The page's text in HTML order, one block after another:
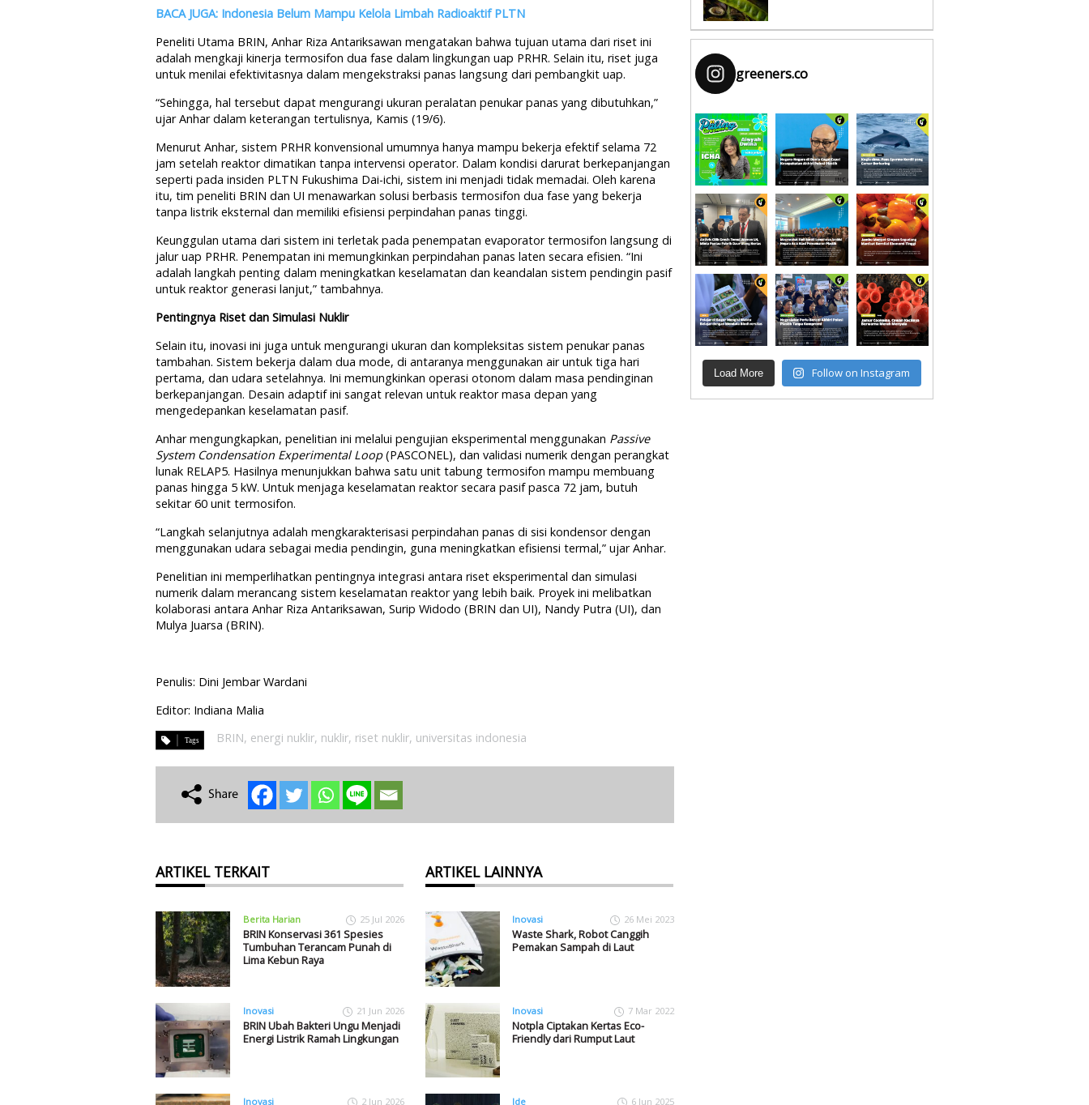
BACA JUGA: Indonesia Belum Mampu Kelola Limbah Radioaktif PLTN
Peneliti Utama BRIN, Anhar Riza Antariksawan mengatakan bahwa tujuan utama dari riset ini
adalah mengkaji kinerja termosifon dua fase dalam lingkungan uap PRHR. Selain itu, riset juga
untuk menilai efektivitasnya dalam mengekstraksi panas langsung dari pembangkit uap.
“Sehingga, hal tersebut dapat mengurangi ukuran peralatan penukar panas yang dibutuhkan,”
ujar Anhar dalam keterangan tertulisnya, Kamis (19/6).
Menurut Anhar, sistem PRHR konvensional umumnya hanya mampu bekerja efektif selama 72
jam setelah reaktor dimatikan tanpa intervensi operator. Dalam kondisi darurat berkepanjangan
seperti pada insiden PLTN Fukushima Dai-ichi, sistem ini menjadi tidak memadai. Oleh karena
itu, tim peneliti BRIN dan UI menawarkan solusi berbasis termosifon dua fase yang bekerja
tanpa listrik eksternal dan memiliki efisiensi perpindahan panas tinggi.
Keunggulan utama dari sistem ini terletak pada penempatan evaporator termosifon langsung di
jalur uap PRHR. Penempatan ini memungkinkan perpindahan panas laten secara efisien. “Ini
adalah langkah penting dalam meningkatkan keselamatan dan keandalan sistem pendingin pasif
untuk reaktor generasi lanjut,” tambahnya.
Pentingnya Riset dan Simulasi Nuklir
Selain itu, inovasi ini juga untuk mengurangi ukuran dan kompleksitas sistem penukar panas
tambahan. Sistem bekerja dalam dua mode, di antaranya menggunakan air untuk tiga hari
pertama, dan udara setelahnya. Ini memungkinkan operasi otonom dalam masa pendinginan
berkepanjangan. Desain adaptif ini sangat relevan untuk reaktor masa depan yang
mengedepankan keselamatan pasif.
Anhar mengungkapkan, penelitian ini melalui pengujian eksperimental menggunakan Passive
System Condensation Experimental Loop(PASCONEL), dan validasi numerik dengan perangkat
lunak RELAP5. Hasilnya menunjukkan bahwa satu unit tabung termosifon mampu membuang
panas hingga 5 kW. Untuk menjaga keselamatan reaktor secara pasif pasca 72 jam, butuh
sekitar 60 unit termosifon.
“Langkah selanjutnya adalah mengkarakterisasi perpindahan panas di sisi kondensor dengan
menggunakan udara sebagai media pendingin, guna meningkatkan efisiensi termal,” ujar Anhar.
Penelitian ini memperlihatkan pentingnya integrasi antara riset eksperimental dan simulasi
numerik dalam merancang sistem keselamatan reaktor yang lebih baik. Proyek ini melibatkan
kolaborasi antara Anhar Riza Antariksawan, Surip Widodo (BRIN dan UI), Nandy Putra (UI), dan
Mulya Juarsa (BRIN).
Penulis: Dini Jembar Wardani
Editor: Indiana Malia
BRIN, energi nuklir, nuklir, riset nuklir, universitas indonesia
ARTIKEL TERKAIT
Berita Harian 25 Jul 2026
BRIN Konservasi 361 Spesies
Tumbuhan Terancam Punah di
Lima Kebun Raya
Inovasi 21 Jun 2026
BRIN Ubah Bakteri Ungu Menjadi
Energi Listrik Ramah Lingkungan
Inovasi 2 Jun 2026
ARTIKEL LAINNYA
Inovasi 26 Mei 2023
Waste Shark, Robot Canggih
Pemakan Sampah di Laut
Inovasi 7 Mar 2022
Notpla Ciptakan Kertas Eco-
Friendly dari Rumput Laut
Ide 6 Jun 2025
greeners.co
Load More Follow on Instagram